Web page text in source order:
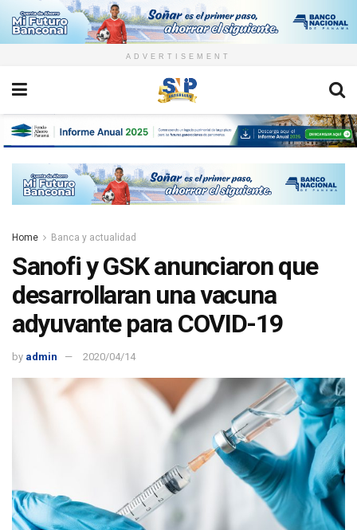
ADVERTISEMENT
Home Banca y actualidad
Sanofi y GSK anunciaron que
desarrollaran una vacuna
adyuvante para COVID-19
by admin 2020/04/14